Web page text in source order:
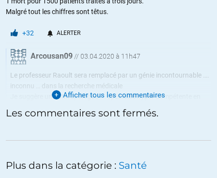
Malgré tout les chiffres sont têtus.
+32 ALERTER
Arcousan09 // 03.04.2020 à 11h47
Le professeur Raoult sera remplacé par un génie incontournable ….
inconnu … dans la recherche médicale
Je suggère un anthropologue …. spécialité hyper-compétente en
Surtout pas de pneumologue ou de spécialiste en imagerie
Afficher tous les commentaires
Les commentaires sont fermés.
Plus dans la catégorie : Santé